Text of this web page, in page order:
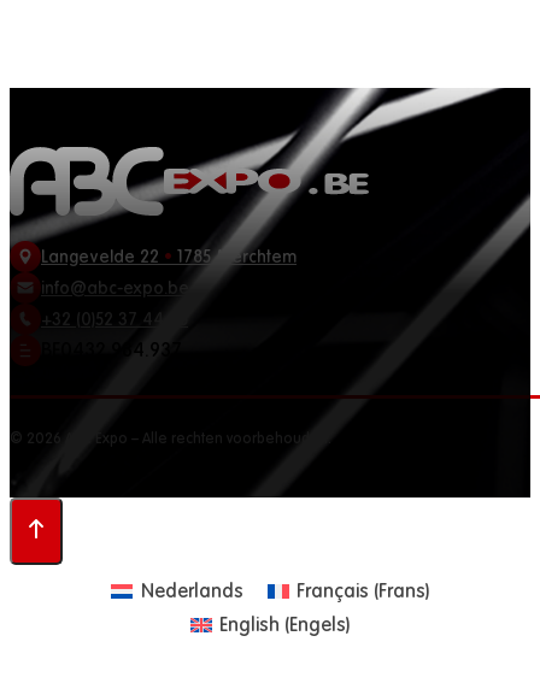
Langevelde 22 • 1785 Merchtem
info@abc-expo.be
+32 (0)52 37 44 88
BE0432.984.937
© 2026 ABC Expo – Alle rechten voorbehouden.
Nederlands Français (Frans)
English (Engels)